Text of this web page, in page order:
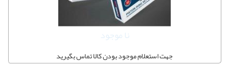
نا موجود
جهت استعلام موجود بودن کالا تماس بگیرید